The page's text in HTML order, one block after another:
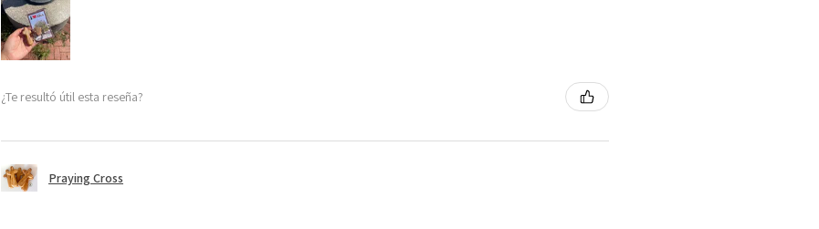
¿Te resultó útil esta reseña?
Praying Cross